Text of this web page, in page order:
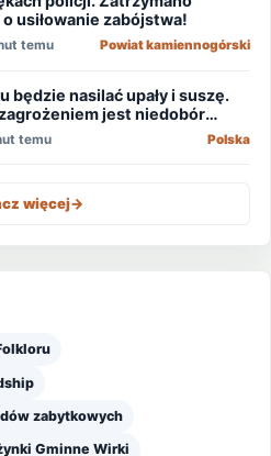
usiłowanie zabójstwa!
temu Powiat kamiennogórski
będzie nasilać upały i suszę.
jest niedobór
temu Polska
więcej->
zabytkowych
Gminne Wirki